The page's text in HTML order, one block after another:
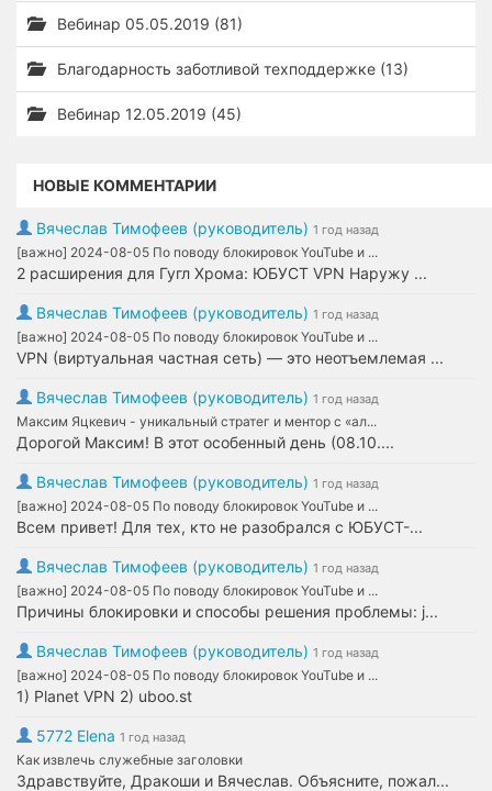
Вебинар 05.05.2019 (81)
Благодарность заботливой техподдержке (13)
Вебинар 12.05.2019 (45)
НОВЫЕ КОММЕНТАРИИ
Вячеслав Тимофеев (руководитель) 1 год назад
[важно] 2024-08-05 По поводу блокировок YouTube и ...
2 расширения для Гугл Хрома: ЮБУСТ VPN Наружу ...
Вячеслав Тимофеев (руководитель) 1 год назад
[важно] 2024-08-05 По поводу блокировок YouTube и ...
VPN (виртуальная частная сеть) — это неотъемлемая ...
Вячеслав Тимофеев (руководитель) 1 год назад
Максим Яцкевич - уникальный стратег и ментор с «ал...
Дорогой Максим! В этот особенный день (08.10....
Вячеслав Тимофеев (руководитель) 1 год назад
[важно] 2024-08-05 По поводу блокировок YouTube и ...
Всем привет! Для тех, кто не разобрался с ЮБУСТ-...
Вячеслав Тимофеев (руководитель) 1 год назад
[важно] 2024-08-05 По поводу блокировок YouTube и ...
Причины блокировки и способы решения проблемы: j...
Вячеслав Тимофеев (руководитель) 1 год назад
[важно] 2024-08-05 По поводу блокировок YouTube и ...
1) Planet VPN 2) uboo.st
5772 Elena 1 год назад
Как извлечь служебные заголовки
Здравствуйте, Дракоши и Вячеслав. Объясните, пожал...